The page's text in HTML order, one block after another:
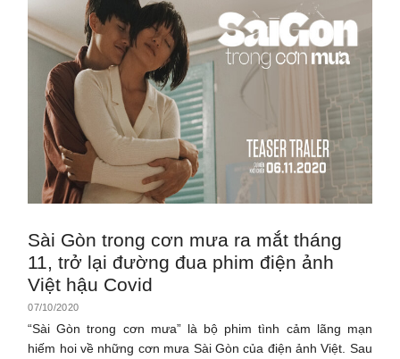
Sài Gòn trong cơn mưa ra mắt tháng
11, trở lại đường đua phim điện ảnh
Việt hậu Covid
07/10/2020
“Sài Gòn trong cơn mưa” là bộ phim tình cảm lãng mạn
hiếm hoi về những cơn mưa Sài Gòn của điện ảnh Việt. Sau